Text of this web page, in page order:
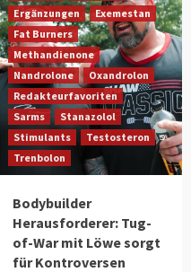
Ergänzungen
Exemestan
Fat Burners
Methandienone
Nandrolone
Oxandrolon
Redakteurfavoriten
Sarms
Stanazolol
Stimulants
Testosteron
Trenbolon
Bodybuilder
Herausforderer: Tug-
of-War mit Löwe sorgt
für Kontroversen